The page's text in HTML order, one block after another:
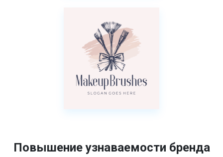
Повышение узнаваемости бренда